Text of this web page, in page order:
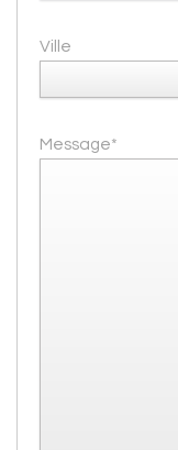
Ville
Message*